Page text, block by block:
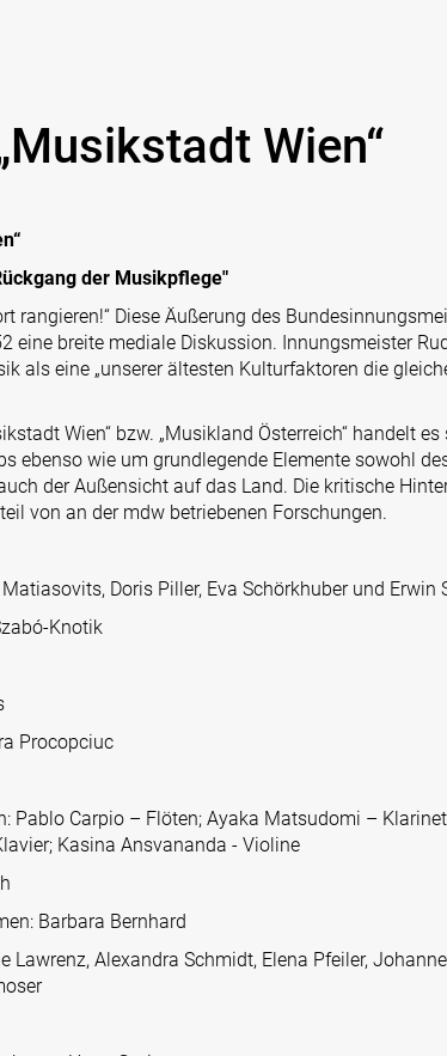
Wien“
der Musikpflege"
rangieren!“ Diese Äußerung des
eine breite mediale Diskussion. Innungsmeister
als eine „unserer ältesten Kulturfaktoren die
Wien“ bzw. „Musikland Österreich“ handelt es
ebenso wie um grundlegende Elemente sowohl
der Außensicht auf das Land. Die kritische
von an der mdw betriebenen Forschungen.
Doris Piller, Eva Schörkhuber und Erwin
Knotik
Procopciuc
Pablo Carpio – Flöten; Ayaka Matsudomi –
Kasina Ansvananda - Violine
Barbara Bernhard
Lawrenz, Alexandra Schmidt, Elena Pfeiler,